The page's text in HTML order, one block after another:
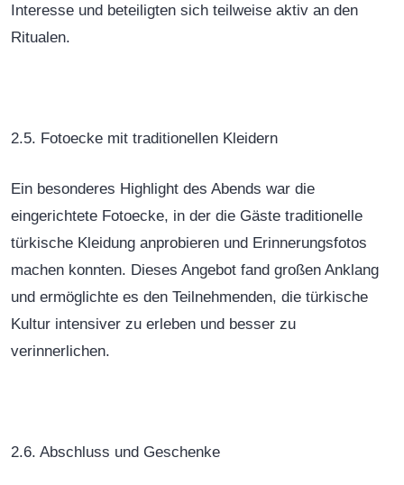
Interesse und beteiligten sich teilweise aktiv an den
Ritualen.
2.5. Fotoecke mit traditionellen Kleidern
Ein besonderes Highlight des Abends war die
eingerichtete Fotoecke, in der die Gäste traditionelle
türkische Kleidung anprobieren und Erinnerungsfotos
machen konnten. Dieses Angebot fand großen Anklang
und ermöglichte es den Teilnehmenden, die türkische
Kultur intensiver zu erleben und besser zu
verinnerlichen.
2.6. Abschluss und Geschenke